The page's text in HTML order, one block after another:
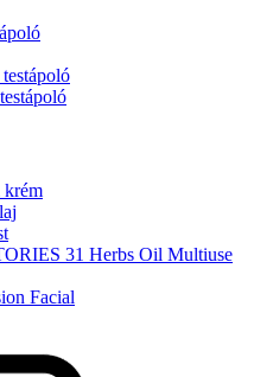
krém
31 Herbs Oil Multiuse
Facial